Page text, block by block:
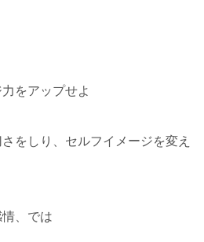
をアップせよ
をしり、セルフイメージを変え
、では